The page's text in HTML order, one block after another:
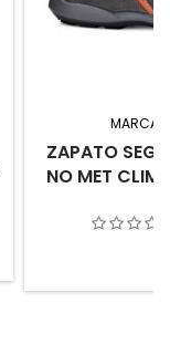
MARCA:
ZAPATO SEG
NO MET